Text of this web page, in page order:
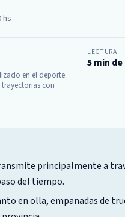
hs
en el deporte
con
LECTURA
5 min
principalmente a
del tiempo.
en olla, empanadas de